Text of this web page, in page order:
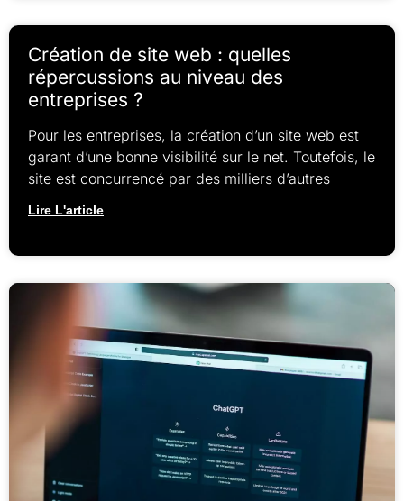
Création de site web : quelles
répercussions au niveau des
entreprises ?
Pour les entreprises, la création d’un site web est
garant d’une bonne visibilité sur le net. Toutefois, le
site est concurrencé par des milliers d’autres
Lire L'article